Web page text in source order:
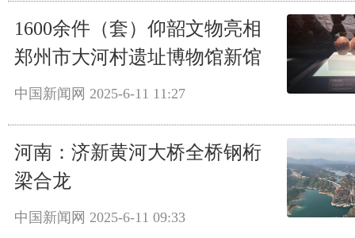
1600余件（套）仰韶文物亮相
郑州市大河村遗址博物馆新馆
中国新闻网 2025-6-11 11:27
河南：济新黄河大桥全桥钢桁
梁合龙
中国新闻网 2025-6-11 09:33